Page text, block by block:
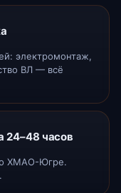
электромонтаж,
ВЛ — всё
24–48 часов
ХМАО-Югре.